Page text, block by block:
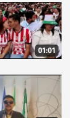
01:01